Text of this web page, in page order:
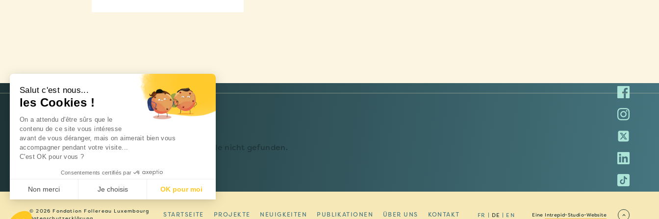
NEWSLETTER
Fehler:Kontaktformular wurde nicht gefunden.
© 2026 Fondation Follereau Luxembourg
STARTSEITE PROJEKTE NEUIGKEITEN PUBLIKATIONEN ÜBER UNS KONTAKT FR DE EN Eine Intrepid-Studio-Website
Salut c'est nous...
les Cookies !
On a attendu d'être sûrs que le
contenu de ce site vous intéresse
avant de vous déranger, mais on aimerait bien vous
accompagner pendant votre visite...
C'est OK pour vous ?
Consentements certifiés par
Non merci Je choisis OK pour moi
Plateforme de Gestion du Consentement : Personnalisez vos Options